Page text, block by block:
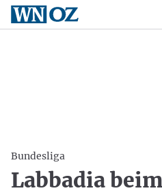
Bundesliga
Labbadia